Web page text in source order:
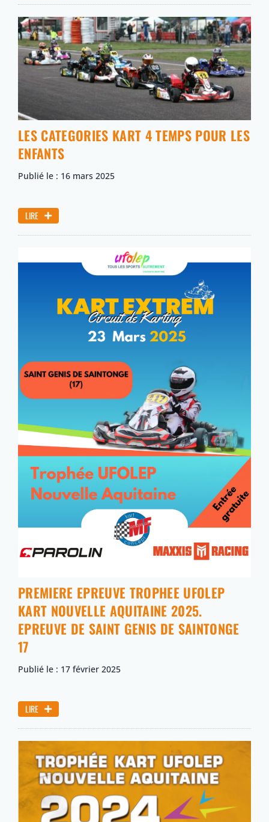
LES CATEGORIES KART 4 TEMPS POUR LES
ENFANTS
Publié le : 16 mars 2025
LIRE
PREMIERE EPREUVE TROPHEE UFOLEP
KART NOUVELLE AQUITAINE 2025.
EPREUVE DE SAINT GENIS DE SAINTONGE
17
Publié le : 17 février 2025
LIRE